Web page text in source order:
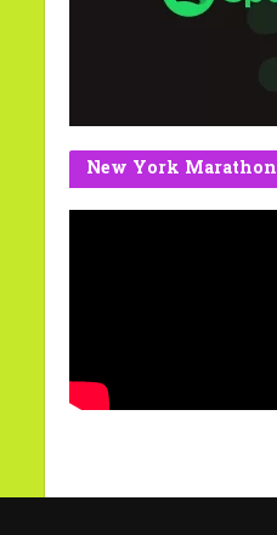
New York Marathon